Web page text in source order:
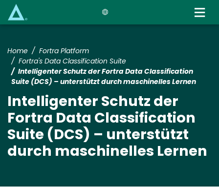
Home
Fortra Platform
Fortra's Data Classification Suite
Intelligenter Schutz der Fortra Data Classification
Suite (DCS) – unterstützt durch maschinelles Lernen
Intelligenter Schutz der
Fortra Data Classification
Suite (DCS) – unterstützt
durch maschinelles Lernen